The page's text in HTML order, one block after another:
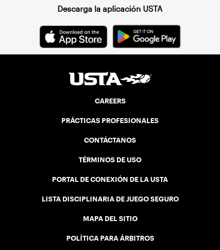
Descarga la aplicación USTA
CAREERS
PRÁCTICAS PROFESIONALES
CONTÁCTANOS
TÉRMINOS DE USO
PORTAL DE CONEXIÓN DE LA USTA
LISTA DISCIPLINARIA DE JUEGO SEGURO
MAPA DEL SITIO
POLÍTICA PARA ÁRBITROS